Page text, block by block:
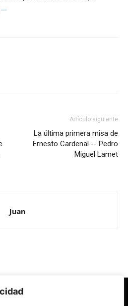
Artículo siguiente
La última primera misa de
Ernesto Cardenal -- Pedro
Miguel Lamet
Juan